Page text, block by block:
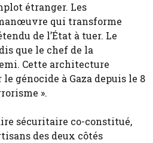
étranger. Les
qui transforme
de l’État à tuer. Le
que le chef de la
Cette architecture
génocide à Gaza depuis le 8
».
sécuritaire co-constitué,
des deux côtés